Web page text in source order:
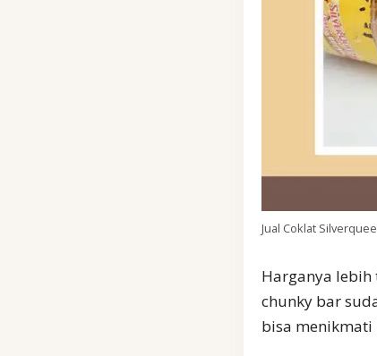
Jual Coklat
Harganya
chunky bar
bisa menikmati